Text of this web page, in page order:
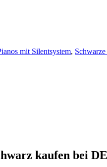
mit Silentsystem,
kaufen bei